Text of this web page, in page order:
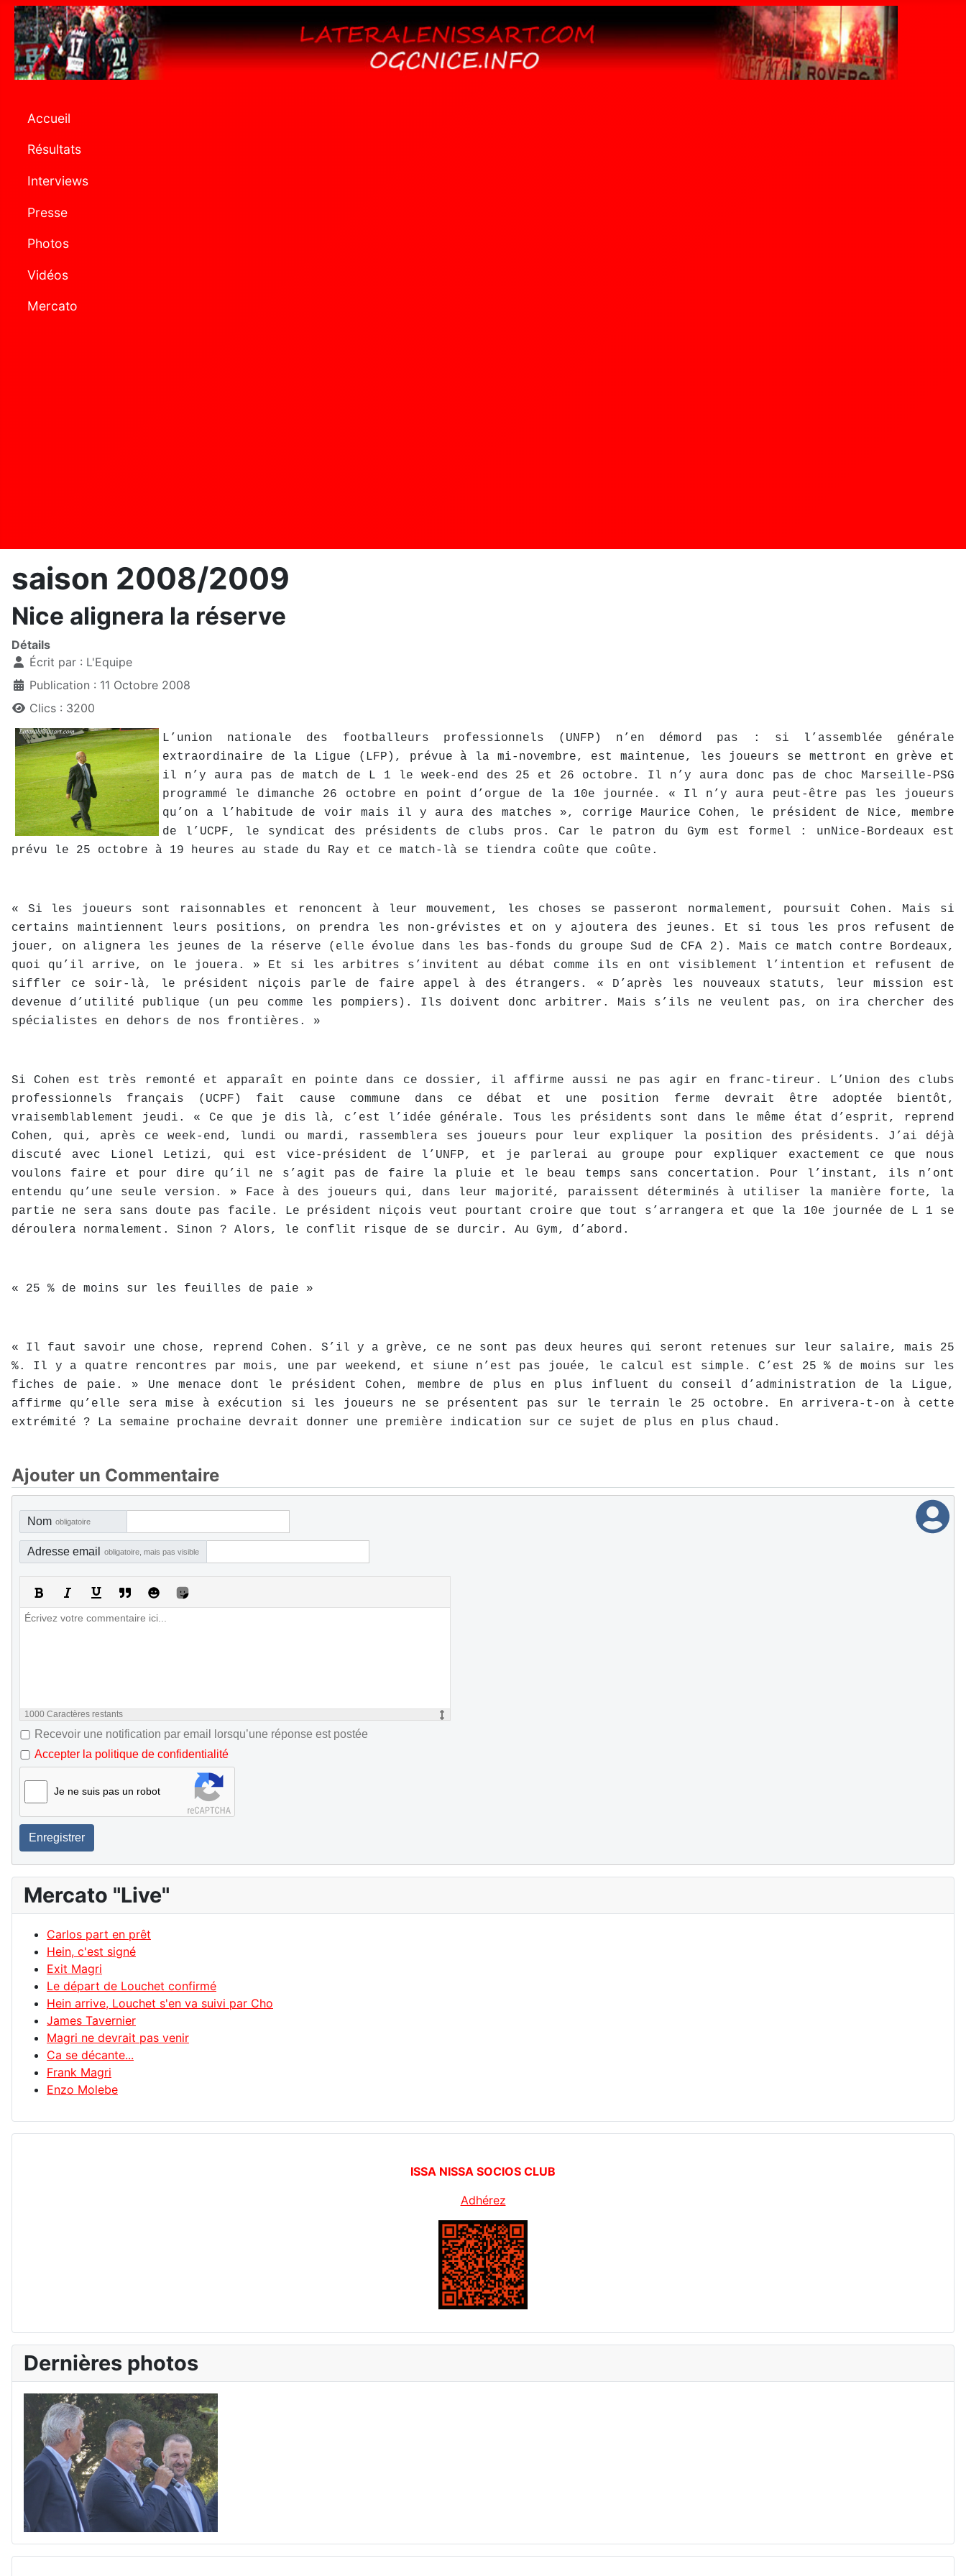
Accueil
Résultats
Interviews
Presse
Photos
Vidéos
Mercato
saison 2008/2009
Nice alignera la réserve
Détails
Écrit par : L'Equipe
Publication : 11 Octobre 2008
Clics : 3200
L’union nationale des footballeurs professionnels (UNFP) n’en démord pas : si l’assemblée générale
extraordinaire de la Ligue (LFP), prévue à la mi-novembre, est maintenue, les joueurs se mettront en grève et
il n’y aura pas de match de L 1 le week-end des 25 et 26 octobre. Il n’y aura donc pas de choc Marseille-PSG
programmé le dimanche 26 octobre en point d’orgue de la 10e journée. « Il n’y aura peut-être pas les joueurs
qu’on a l’habitude de voir mais il y aura des matches », corrige Maurice Cohen, le président de Nice, membre
de l’UCPF, le syndicat des présidents de clubs pros. Car le patron du Gym est formel : unNice-Bordeaux est
prévu le 25 octobre à 19 heures au stade du Ray et ce match-là se tiendra coûte que coûte.
« Si les joueurs sont raisonnables et renoncent à leur mouvement, les choses se passeront normalement, poursuit Cohen. Mais si
certains maintiennent leurs positions, on prendra les non-grévistes et on y ajoutera des jeunes. Et si tous les pros refusent de
jouer, on alignera les jeunes de la réserve (elle évolue dans les bas-fonds du groupe Sud de CFA 2). Mais ce match contre Bordeaux,
quoi qu’il arrive, on le jouera. » Et si les arbitres s’invitent au débat comme ils en ont visiblement l’intention et refusent de
siffler ce soir-là, le président niçois parle de faire appel à des étrangers. « D’après les nouveaux statuts, leur mission est
devenue d’utilité publique (un peu comme les pompiers). Ils doivent donc arbitrer. Mais s’ils ne veulent pas, on ira chercher des
spécialistes en dehors de nos frontières. »
Si Cohen est très remonté et apparaît en pointe dans ce dossier, il affirme aussi ne pas agir en franc-tireur. L’Union des clubs
professionnels français (UCPF) fait cause commune dans ce débat et une position ferme devrait être adoptée bientôt,
vraisemblablement jeudi. « Ce que je dis là, c’est l’idée générale. Tous les présidents sont dans le même état d’esprit, reprend
Cohen, qui, après ce week-end, lundi ou mardi, rassemblera ses joueurs pour leur expliquer la position des présidents. J’ai déjà
discuté avec Lionel Letizi, qui est vice-président de l’UNFP, et je parlerai au groupe pour expliquer exactement ce que nous
voulons faire et pour dire qu’il ne s’agit pas de faire la pluie et le beau temps sans concertation. Pour l’instant, ils n’ont
entendu qu’une seule version. » Face à des joueurs qui, dans leur majorité, paraissent déterminés à utiliser la manière forte, la
partie ne sera sans doute pas facile. Le président niçois veut pourtant croire que tout s’arrangera et que la 10e journée de L 1 se
déroulera normalement. Sinon ? Alors, le conflit risque de se durcir. Au Gym, d’abord.
« 25 % de moins sur les feuilles de paie »
« Il faut savoir une chose, reprend Cohen. S’il y a grève, ce ne sont pas deux heures qui seront retenues sur leur salaire, mais 25
%. Il y a quatre rencontres par mois, une par weekend, et siune n’est pas jouée, le calcul est simple. C’est 25 % de moins sur les
fiches de paie. » Une menace dont le président Cohen, membre de plus en plus influent du conseil d’administration de la Ligue,
affirme qu’elle sera mise à exécution si les joueurs ne se présentent pas sur le terrain le 25 octobre. En arrivera-t-on à cette
extrémité ? La semaine prochaine devrait donner une première indication sur ce sujet de plus en plus chaud.
Ajouter un Commentaire
Nom obligatoire
Adresse email obligatoire, mais pas visible
1000 Caractères restants
Recevoir une notification par email lorsqu’une réponse est postée
Accepter la politique de confidentialité
Je ne suis pas un robot
Enregistrer
Mercato "Live"
Carlos part en prêt
Hein, c'est signé
Exit Magri
Le départ de Louchet confirmé
Hein arrive, Louchet s'en va suivi par Cho
James Tavernier
Magri ne devrait pas venir
Ca se décante...
Frank Magri
Enzo Molebe
ISSA NISSA SOCIOS CLUB
Adhérez
Dernières photos